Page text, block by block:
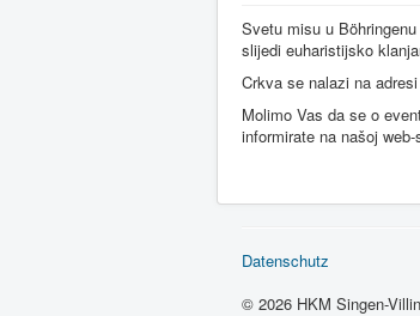
Svetu misu u
slijedi euharistijsko
Crkva se nalazi na
Molimo Vas da se o
informirate na našoj
Datenschutz
© 2026 HKM Singen-